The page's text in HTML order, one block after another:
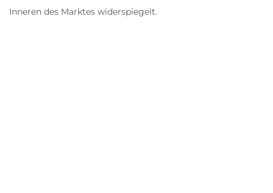
Inneren des Marktes widerspiegelt.